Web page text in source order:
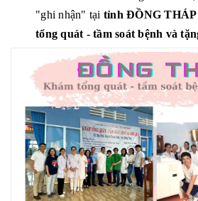
"ghi nhận" tại tỉnh ĐỒNG
tổng quát - tầm soát bệnh và